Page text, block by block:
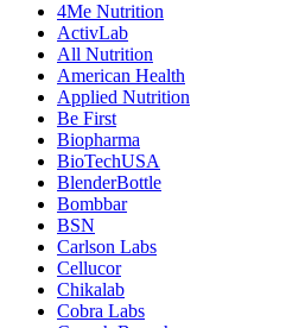
4Me Nutrition
ActivLab
All Nutrition
American Health
Applied Nutrition
Be First
Biopharma
BioTechUSA
BlenderBottle
Bombbar
BSN
Carlson Labs
Cellucor
Chikalab
Cobra Labs